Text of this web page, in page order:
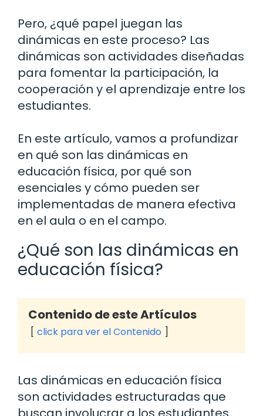
Pero, ¿qué papel juegan las
dinámicas en este proceso? Las
dinámicas son actividades diseñadas
para fomentar la participación, la
cooperación y el aprendizaje entre los
estudiantes.
En este artículo, vamos a profundizar
en qué son las dinámicas en
educación física, por qué son
esenciales y cómo pueden ser
implementadas de manera efectiva
en el aula o en el campo.
¿Qué son las dinámicas en
educación física?
Contenido de este Artículos
click para ver el Contenido
Las dinámicas en educación física
son actividades estructuradas que